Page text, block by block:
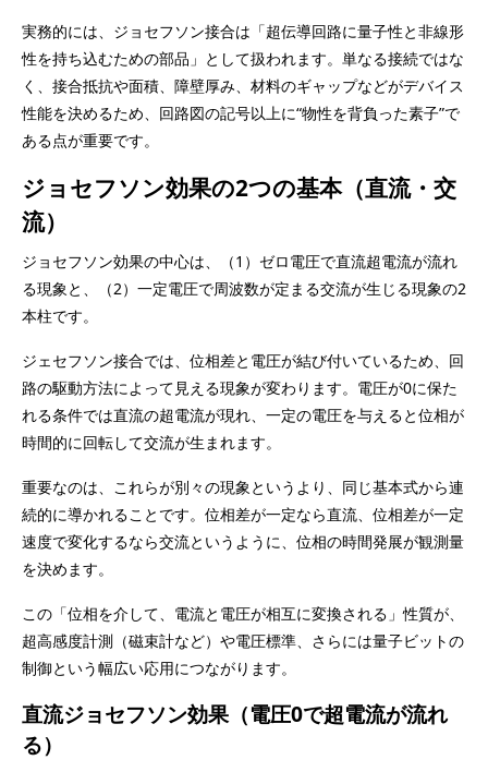
実務的には、ジョセフソン接合は「超伝導回路に量子性と非線形
性を持ち込むための部品」として扱われます。単なる接続ではな
く、接合抵抗や面積、障壁厚み、材料のギャップなどがデバイス
性能を決めるため、回路図の記号以上に“物性を背負った素子”で
ある点が重要です。
ジョセフソン効果の2つの基本（直流・交
流）
ジョセフソン効果の中心は、（1）ゼロ電圧で直流超電流が流れ
る現象と、（2）一定電圧で周波数が定まる交流が生じる現象の2
本柱です。
ジェセフソン接合では、位相差と電圧が結び付いているため、回
路の駆動方法によって見える現象が変わります。電圧が0に保た
れる条件では直流の超電流が現れ、一定の電圧を与えると位相が
時間的に回転して交流が生まれます。
重要なのは、これらが別々の現象というより、同じ基本式から連
続的に導かれることです。位相差が一定なら直流、位相差が一定
速度で変化するなら交流というように、位相の時間発展が観測量
を決めます。
この「位相を介して、電流と電圧が相互に変換される」性質が、
超高感度計測（磁束計など）や電圧標準、さらには量子ビットの
制御という幅広い応用につながります。
直流ジョセフソン効果（電圧0で超電流が流れ
る）